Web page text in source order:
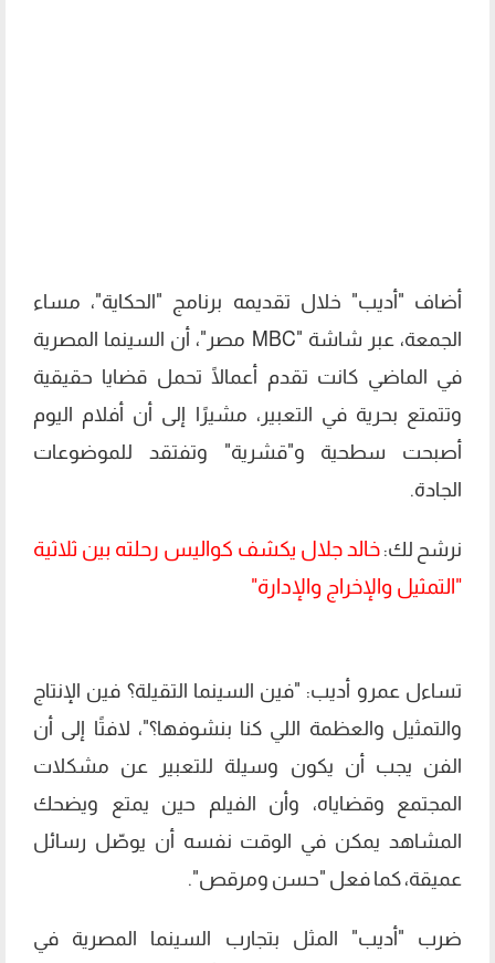
أضاف "أديب" خلال تقديمه برنامج "الحكاية"، مساء
الجمعة، عبر شاشة "MBC مصر"، أن السينما المصرية
في الماضي كانت تقدم أعمالًا تحمل قضايا حقيقية
وتتمتع بحرية في التعبير، مشيرًا إلى أن أفلام اليوم
أصبحت سطحية و"قشرية" وتفتقد للموضوعات
الجادة.
نرشح لك: خالد جلال يكشف كواليس رحلته بين ثلاثية
"التمثيل والإخراج والإدارة"
تساءل عمرو أديب: "فين السينما التقيلة؟ فين الإنتاج
والتمثيل والعظمة اللي كنا بنشوفها؟"، لافتًا إلى أن
الفن يجب أن يكون وسيلة للتعبير عن مشكلات
المجتمع وقضاياه، وأن الفيلم حين يمتع ويضحك
المشاهد يمكن في الوقت نفسه أن يوصّل رسائل
عميقة، كما فعل "حسن ومرقص".
ضرب "أديب" المثل بتجارب السينما المصرية في